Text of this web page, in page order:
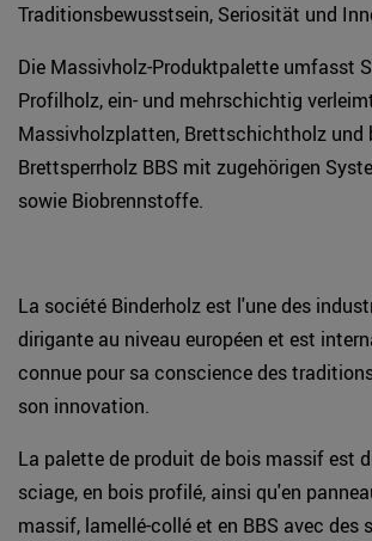
Traditionsbewusstsein, Seriosität und
Die Massivholz-Produktpalette umfasst
Profilholz, ein- und mehrschichtig
Massivholzplatten, Brettschichtholz und
Brettsperrholz BBS mit zugehörigen
sowie Biobrennstoffe.
La société Binderholz est l'une des
dirigante au niveau européen et est
connue pour sa conscience des
son innovation.
La palette de produit de bois massif est
sciage, en bois profilé, ainsi qu'en
massif, lamellé-collé et en BBS avec des